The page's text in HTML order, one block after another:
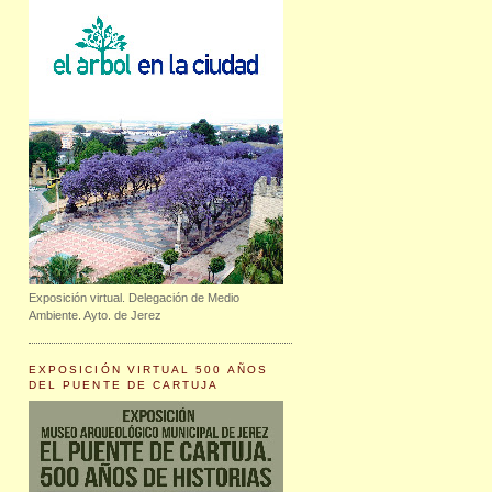
Exposición virtual. Delegación de Medio
Ambiente. Ayto. de Jerez
EXPOSICIÓN VIRTUAL 500 AÑOS
DEL PUENTE DE CARTUJA